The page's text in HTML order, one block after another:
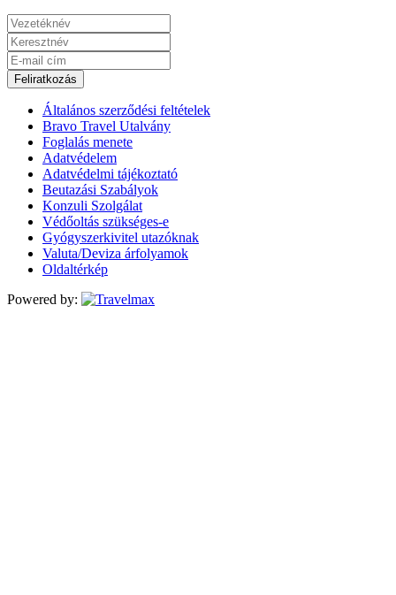
Feliratkozás
Általános szerződési feltételek
Bravo Travel Utalvány
Foglalás menete
Adatvédelem
Adatvédelmi tájékoztató
Beutazási Szabályok
Konzuli Szolgálat
Védőoltás szükséges-e
Gyógyszerkivitel utazóknak
Valuta/Deviza árfolyamok
Oldaltérkép
Powered by: